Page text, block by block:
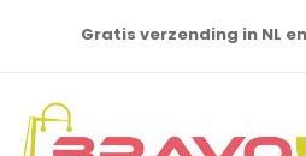
Gratis verzending in NL en